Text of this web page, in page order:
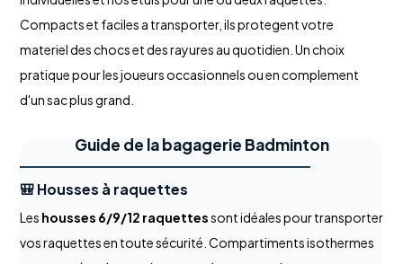
Compacts et faciles a transporter, ils protegent votre
materiel des chocs et des rayures au quotidien. Un choix
pratique pour les joueurs occasionnels ou en complement
d'un sac plus grand.
Guide de la bagagerie Badminton
🎒 Housses à raquettes
Les housses 6/9/12 raquettessont idéales pour transporter
vos raquettes en toute sécurité. Compartiments isothermes